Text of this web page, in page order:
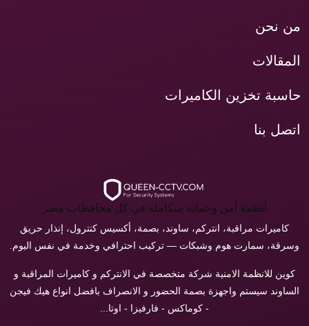
من نحن
المقالات
حاسبة تخزين الكاميرات
اتصل بنا
أنظمة أمن وحماية متكاملة في كل محافظات مصر
كاميرات مراقبة، انتركم، ساوند، بصمة، أكسيس كنترول، إنذار حريق
وسرقة، سمارت هوم وشبكات — تركيب احترافي وخدمة في نفس اليوم.
كوين للانظمة الامنية شركة متخصصة في الانتركم و كاميرات المراقبة و
الساوند سيستم واجهزة بصمة الحضور و الانصراف بافضل انواع هيك فيجن
- كوماكس - فارفيزا - اوتا...